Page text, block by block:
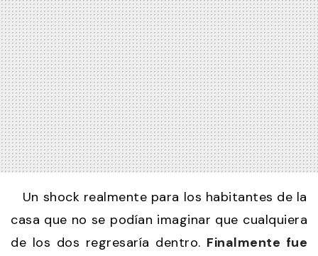
Un shock realmente para los habitantes de la
casa que no se podían imaginar que cualquiera
de los dos regresaría dentro. Finalmente fue